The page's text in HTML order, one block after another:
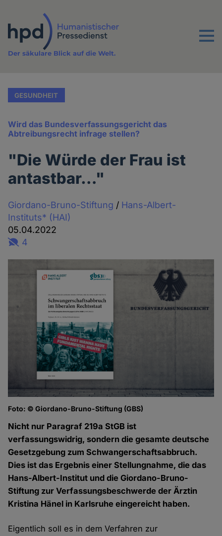
Inhalt
Menu
Der säkulare Blick auf die Welt.
GESUNDHEIT
Wird das Bundesverfassungsgericht das
Abtreibungsrecht infrage stellen?
"Die Würde der Frau ist
antastbar…"
Giordano-Bruno-Stiftung / Hans-Albert-
Instituts* (HAI)
05.04.2022
4
Foto: © Giordano-Bruno-Stiftung (GBS)
Nicht nur Paragraf 219a StGB ist
verfassungswidrig, sondern die gesamte deutsche
Gesetzgebung zum Schwangerschaftsabbruch.
Dies ist das Ergebnis einer Stellungnahme, die das
Hans-Albert-Institut und die Giordano-Bruno-
Stiftung zur Verfassungsbeschwerde der Ärztin
Kristina Hänel in Karlsruhe eingereicht haben.
Eigentlich soll es in dem Verfahren zur